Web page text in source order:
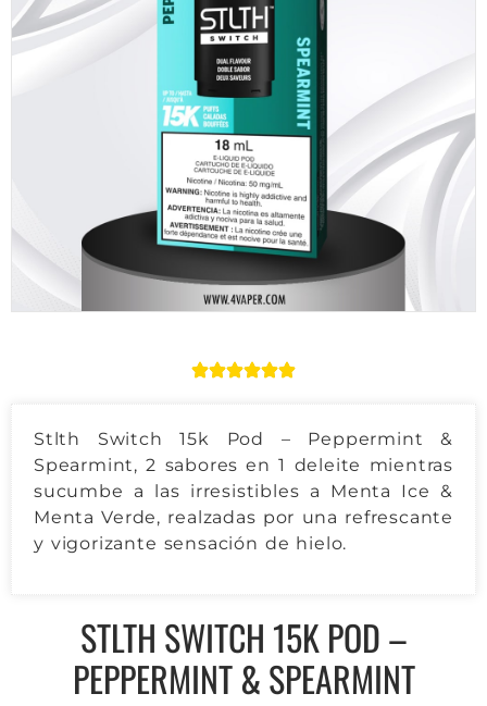
Stlth Switch 15k Pod – Peppermint &
Spearmint, 2 sabores en 1 deleite mientras
sucumbe a las irresistibles a Menta Ice &
Menta Verde, realzadas por una refrescante
y vigorizante sensación de hielo.
STLTH SWITCH 15K POD –
PEPPERMINT & SPEARMINT